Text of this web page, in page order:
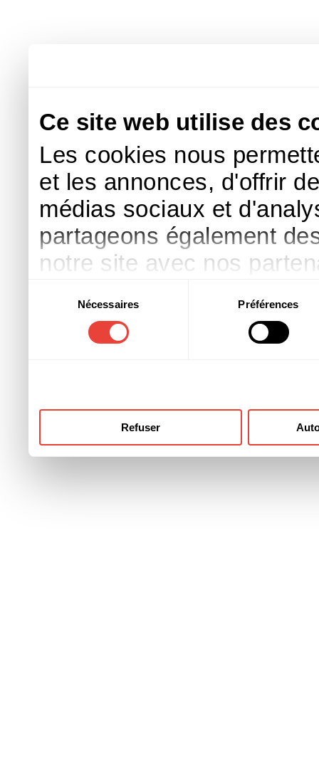
Ce site web utilise des
Les cookies nous
et les annonces, d'offrir
médias sociaux et
partageons également
notre site avec nos
d'autres informations
ont collectées lors de
consentement
Nécessaires Préférences
Refuser